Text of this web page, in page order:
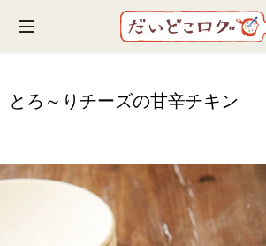
Toggle navigation
とろ～りチーズの甘辛チキン